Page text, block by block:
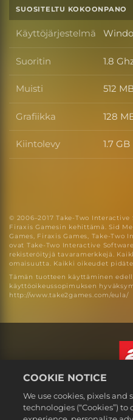
SUOSITELTU KOKOONPANO
Käyttöjärjestelmä
Suoritin 1.8
Muisti Muisti
512
Grafiikka 128
Kiintolevy 1.7 GB
© 2006–2017 Take-Two
Firaxis Gamesin kehittämä. Sid
Games, Firaxis Games, Take-
ovat Take-Two Interactive
rekisteröityjä tavaramerkkejä.
omaisuutta. Kaikki oikeudet
Tämän tuotteen käyttäminen
käyttöoikeussopimuksen
http://www.take2games.com/eula/
COOKIE NOTICE
We use cookies, pixels and
technologies (“Cookies”)